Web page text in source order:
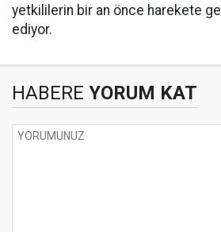
yetkililerin bir an önce harekete
ediyor.
HABERE YORUM KAT